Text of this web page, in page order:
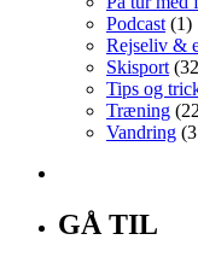
Podcast (1)
Rejseliv &
Skisport
Tips og
Træning
Vandring
GÅ TIL